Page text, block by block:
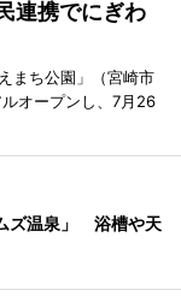
連携でにぎわ
まち公園」（宮崎市
オープンし、7月26
ズ温泉」 浴槽や天